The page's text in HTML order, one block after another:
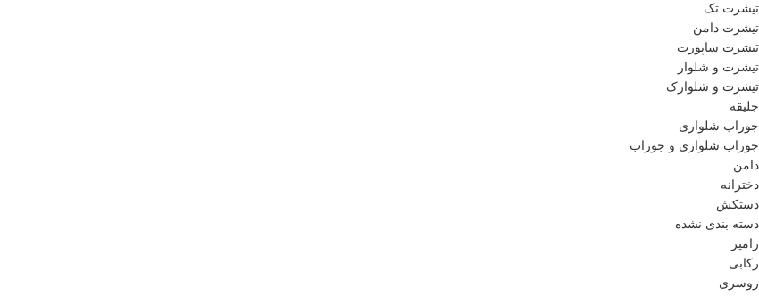
تیشرت تک
تیشرت دامن
تیشرت ساپورت
تیشرت و شلوار
تیشرت و شلوارک
جلیقه
جوراب شلواری
جوراب شلواری و جوراب
دامن
دخترانه
دستکش
دسته بندی نشده
رامپر
رکابی
روسری